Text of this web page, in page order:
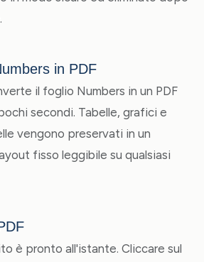
in PDF
il foglio Numbers in un PDF
secondi. Tabelle, grafici e
vengono preservati in un
fisso leggibile su qualsiasi
è pronto all'istante. Cliccare sul